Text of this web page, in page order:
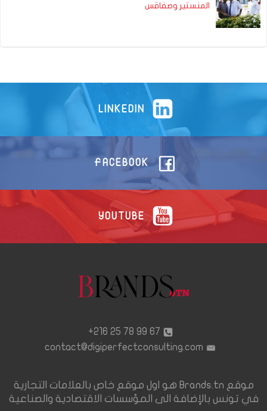
المنستير وصفاقس
LINKEDIN
FACEBOOK
YOUTUBE
67 99 78 25 216+
contact@digiperfectconsulting.com
موقع Brands.tn هو اول موقع خاص بالعلامات التجارية
في تونس بالإضافة الى المؤسسات الاقتصادية والصناعية